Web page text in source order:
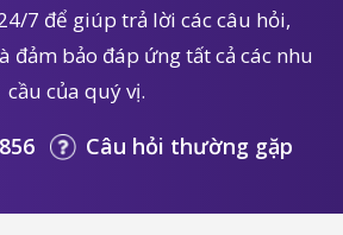
7 để giúp trả lời các câu hỏi,
đảm bảo đáp ứng tất cả các nhu
cầu của quý vị.
Câu hỏi thường gặp